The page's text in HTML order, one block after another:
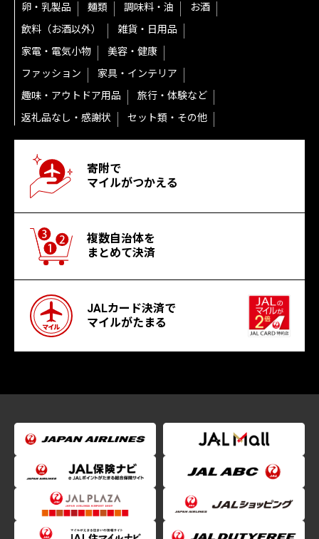
卵・乳製品
麺類 調味料・油
お酒
飲料（お酒以外）
雑貨・日用品
家電・電気小物
美容・健康
ファッション
家具・インテリア
趣味・アウトドア用品
旅行・体験など
返礼品なし・感謝状
セット類・その他
寄附で
マイルがつかえる
複数自治体を
まとめて決済
JALカード決済で
マイルがたまる